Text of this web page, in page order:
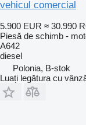
vehicul comercial
5.900 EUR ≈ 30.990
Piesă de schimb -
A642
diesel
Polonia, B-stok
Luați legătura cu